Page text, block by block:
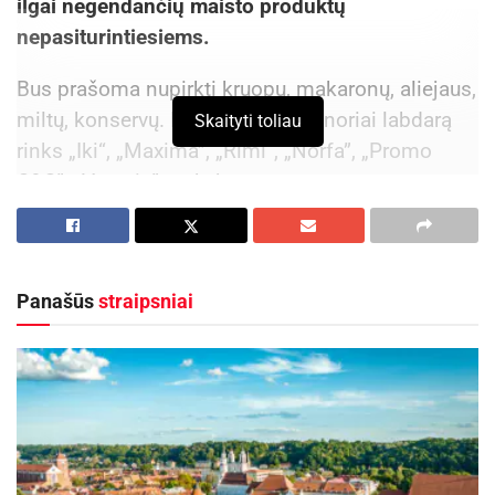
ilgai negendančių maisto produktų
nepasiturintiesiems.
Bus prašoma nupirkti kruopų, makaronų, aliejaus,
miltų, konservų. Panevėžyje savanoriai labdarą
rinks „Iki“, „Maxima”, „Rimi“, „Norfa”, „Promo
C&C”, „Vasario” prekybos centruose.
Aktualios naujienos
DHL perka „Venipak“ grupę: stiprins pozicijas
Baltijos šalyse
Europos Sąjungos sankcijos „Mere“ tinklo
savininkams: ekonominio saugumo ir solidarumo
su Ukraina užtikrinimas
2026-07-25
Skaityti toliau
Panašūsstraipsniai